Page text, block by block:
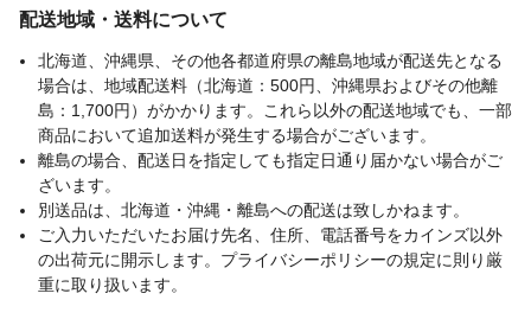
配送地域・送料について
北海道、沖縄県、その他各都道府県の離島地域が配送先となる
場合は、地域配送料（北海道：500円、沖縄県およびその他離
島：1,700円）がかかります。これら以外の配送地域でも、一部
商品において追加送料が発生する場合がございます。
離島の場合、配送日を指定しても指定日通り届かない場合がご
ざいます。
別送品は、北海道・沖縄・離島への配送は致しかねます。
ご入力いただいたお届け先名、住所、電話番号をカインズ以外
の出荷元に開示します。プライバシーポリシーの規定に則り厳
重に取り扱います。